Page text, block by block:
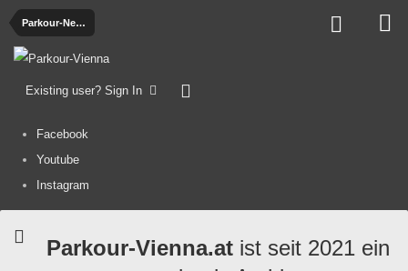
Parkour-News
Existing user? Sign In
Facebook
Youtube
Instagram
Parkour-Vienna.atist seit 2021 ein